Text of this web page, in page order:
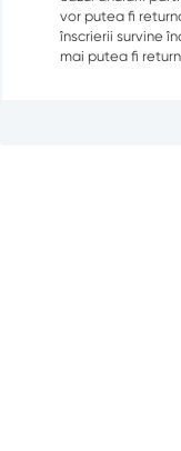
vor putea fi
înscrierii survine
mai putea fi